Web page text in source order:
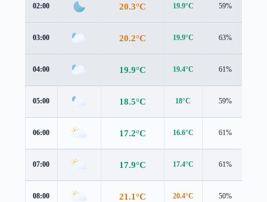
02:00 20.3°C 19.9°C 59%
03:00 20.2°C 19.9°C 63%
04:00 19.9°C 19.4°C 61%
05:00 18.5°C 18°C 59%
06:00 17.2°C 16.6°C 61%
07:00 17.9°C 17.4°C 61%
08:00 21.1°C 20.4°C 50%